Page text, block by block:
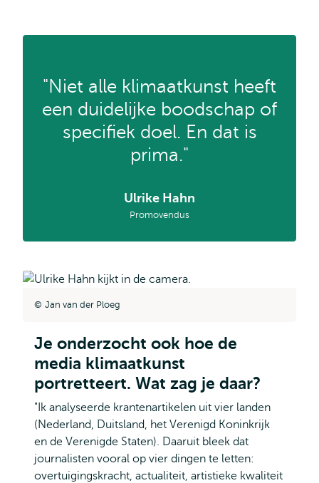
"Niet alle klimaatkunst heeft
een duidelijke boodschap of
specifiek doel. En dat is
prima."
Ulrike Hahn
Promovendus
Jan van der Ploeg
Je onderzocht ook hoe de
media klimaatkunst
portretteert. Wat zag je daar?
"Ik analyseerde krantenartikelen uit vier landen
(Nederland, Duitsland, het Verenigd Koninkrijk
en de Verenigde Staten). Daaruit bleek dat
journalisten vooral op vier dingen te letten:
overtuigingskracht, actualiteit, artistieke kwaliteit